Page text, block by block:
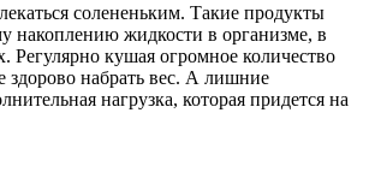
солененьким. Такие продукты
накоплению жидкости в организме, в
Регулярно кушая огромное количество
здорово набрать вес. А лишние
нагрузка, которая придется на